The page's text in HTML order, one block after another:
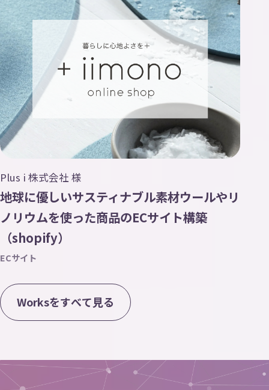
Plus i 株式会社 様
地球に優しいサスティナブル素材ウールやリ
ノリウムを使った商品のECサイト構築
（shopify）
ECサイト
Worksをすべて見る